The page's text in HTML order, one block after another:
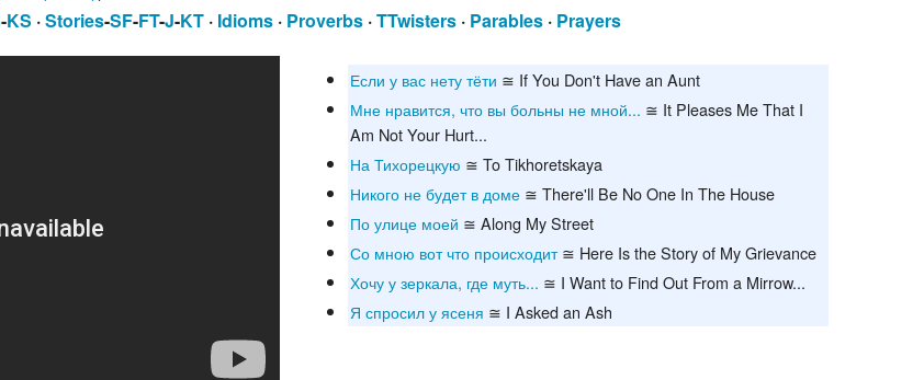
-KS ·Stories-SF-FT-J-KT · Idioms · Proverbs ·TTwisters · Parables · Prayers
Если у вас нету тёти ≅ If You Don't Have an Aunt
Мне нравится, что вы больны не мной...
≅ It Pleases Me That I
Am Not Your Hurt...
На Тихорецкую ≅ To Tikhoretskaya
Никого не будет в доме ≅ There'll Be No One In The House
По улице моей ≅ Along My Street
Со мною вот что происходит≅ Here Is the Story of My Grievance
Хочу у зеркала, где муть...
≅ I Want to Find Out From a Mirrow...
Я спросил у ясеня ≅ I Asked an Ash